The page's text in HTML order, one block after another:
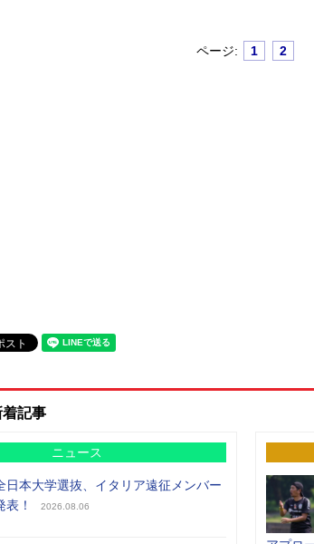
ページ: 1 2
着記事
ニュース
日本大学選抜、イタリア遠征メンバー
表！
2026.08.06